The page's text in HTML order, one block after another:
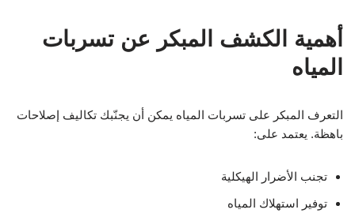
أهمية الكشف المبكر عن تسربات
المياه
التعرف المبكر على تسربات المياه يمكن أن يجنّبك تكاليف إصلاحات
باهظة. يعتمد على:
تجنب الأضرار الهيكلية
توفير استهلاك المياه